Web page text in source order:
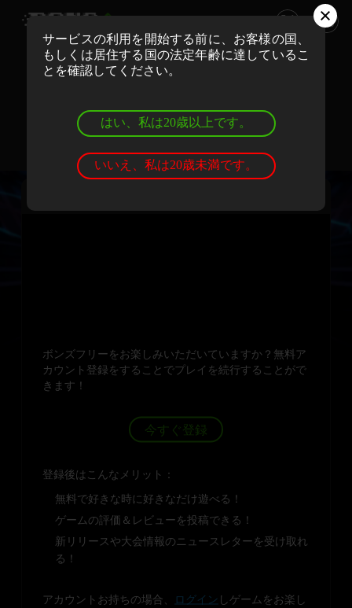
ボンズカジノでリアルマネーでプレイ
ボンズカジノでデモゲームを遊ぼう
登録 ログイン
サービスの利用を開始する前に、お客様の国、
もしくは居住する国の法定年齢に達しているこ
とを確認してください。
はい、私は20歳以上です。
いいえ、私は20歳未満です。
ボンズフリーをお楽しみいただいていますか？無料ア
カウント登録をすることでプレイを続行することがで
きます！
今すぐ登録
登録後はこんなメリット：
無料で好きな時に好きなだけ遊べる！
ゲームの評価＆レビューを投稿できる！
新リリースや大会情報のニュースレターを受け取れ
る！
アカウントお持ちの場合、 ログイン しゲームをお楽し